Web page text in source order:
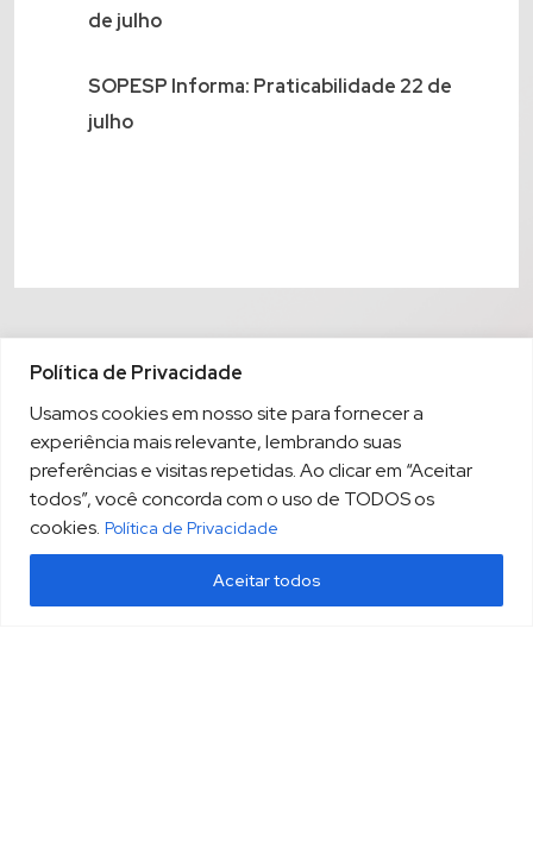
Política de Privacidade
Usamos cookies em nosso site para fornecer a
experiência mais relevante, lembrando suas
preferências e visitas repetidas. Ao clicar em “Aceitar
todos”, você concorda com o uso de TODOS os
cookies. Política de Privacidade
Aceitar todos
de julho
SOPESP Informa: Praticabilidade 22 de
julho